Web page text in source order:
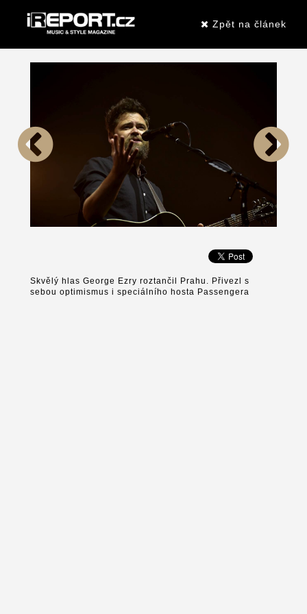
Zpět na článek
Skvělý hlas George Ezry roztančil Prahu. Přivezl s
sebou optimismus i speciálního hosta Passengera